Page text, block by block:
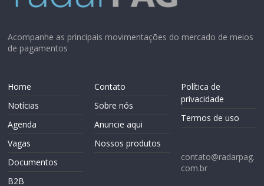
Acompanhe as principais movimentações do mercado de meios
de pagamentos
Home
Notícias
Agenda
Vagas
Documentos
B2B
Contato
Sobre nós
Anuncie aqui
Nossos produtos
Política de
privacidade
Termos de uso
contato@radarpag.
com.br